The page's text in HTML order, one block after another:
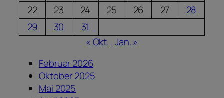
22
23 24 25 26 27
28
29
30
31
« Okt. Jan. »
Februar 2026
Oktober 2025
Mai 2025